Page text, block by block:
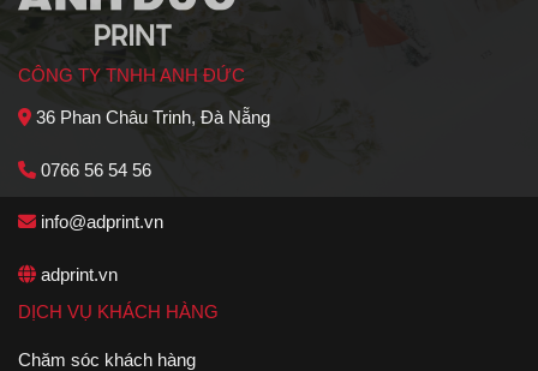
CÔNG TY TNHH ANH ĐỨC
36 Phan Châu Trinh, Đà Nẵng
0766 56 54 56
info@adprint.vn
adprint.vn
DỊCH VỤ KHÁCH HÀNG
Chăm sóc khách hàng